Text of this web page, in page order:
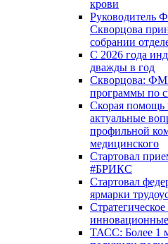
крови
Руководитель
Скворцова
собрании
С 2026 года
дважды в год
Скворцова:
программы по
Скорая помощь
актуальные
профильной
медицинского
Стартовал
#БРИКС
Стартовал
ярмарки
ТАСС: Более 1